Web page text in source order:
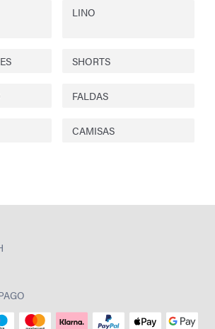
LINO
SHORTS
FALDAS
CAMISAS